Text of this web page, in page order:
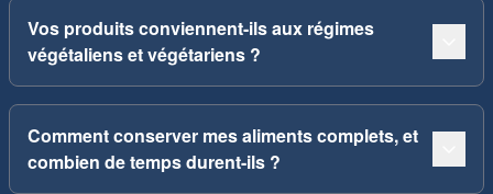
Vos produits conviennent-ils aux régimes
végétaliens et végétariens ?
Comment conserver mes aliments complets, et
combien de temps durent-ils ?